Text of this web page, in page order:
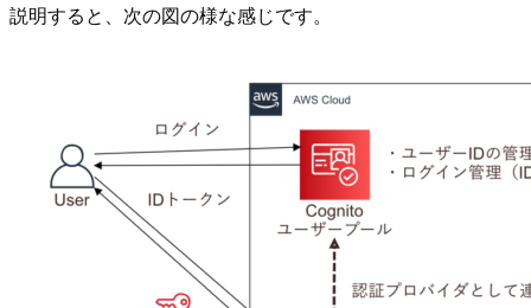
説明すると、次の図の様な感じです。